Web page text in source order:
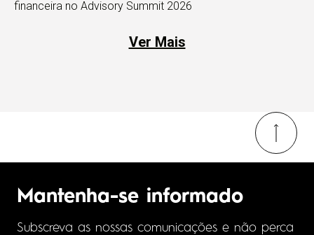
financeira no Advisory Summit 2026
Ver Mais
Mantenha-se informado
Subscreva as nossas comunicações e não perca